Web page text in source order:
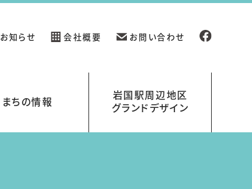
まちの情報
岩国駅周辺地区
グランドデザイン
お知らせ 会社概要 お問い合わせ